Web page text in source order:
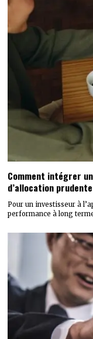
Comment intégrer
d’allocation
Pour un investisseur à
performance à long